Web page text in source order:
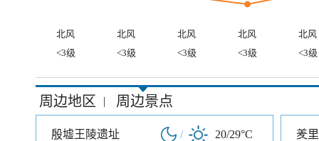
北风 北风 北风 北风
北风
<3级
<3级 <3级 <3级 <3级
周边地区 | 周边景点
殷墟王陵遗址 / 20/29°C 羑